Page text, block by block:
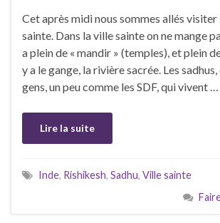
Cet après midi nous sommes allés
sainte. Dans la ville sainte on ne mange
a plein de « mandir » (temples), et plein
y a le gange, la rivière sacrée. Les
gens, un peu comme les SDF, qui vivent …
Lire la suite
Inde, Rishikesh, Sadhu, Ville sainte